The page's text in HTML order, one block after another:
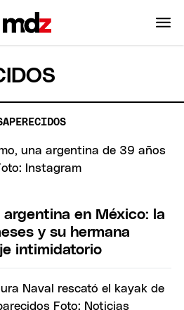
en México: la
y su hermana
intimidatorio